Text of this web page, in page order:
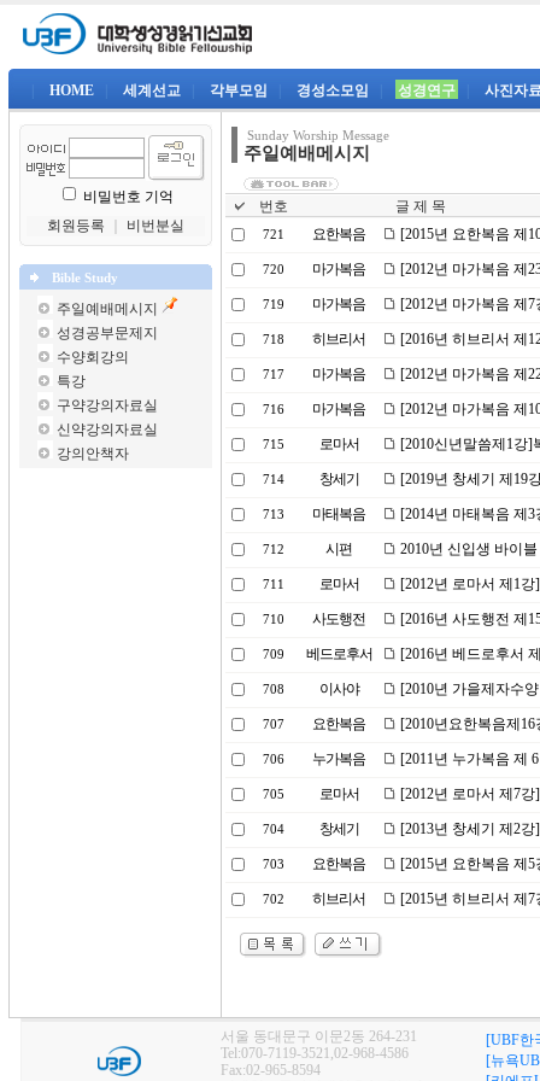
HOME 세계선교 각부모임 경성소모임 성경연구 사진자
비밀번호 기억
회원등록
비번분실
Bible Study
주일예배메시지
성경공부문제지
수양회강의
특강
구약강의자료실
신약강의자료실
강의안책자
Sunday Worship Message
주일예배메시지
번호 글 제 목
721 요한복음 [2015년 요한복음 제
720 마가복음 [2012년 마가복음 제
719 마가복음 [2012년 마가복음 제
718 히브리서 [2016년 히브리서 제
717 마가복음 [2012년 마가복음 제
716 마가복음 [2012년 마가복음 제
715 로마서 [2010신년말씀제1강
714 창세기 [2019년 창세기 제19
713 마태복음 [2014년 마태복음 제
712 시편 2010년 신입생 바이
711 로마서 [2012년 로마서 제1
710 사도행전 [2016년 사도행전 제
709 베드로후서 [2016년 베드로후서
708 이사야 [2010년 가을제자수
707 요한복음 [2010년요한복음제
706 누가복음 [2011년 누가복음 제
705 로마서 [2012년 로마서 제7
704 창세기 [2013년 창세기 제2
703 요한복음 [2015년 요한복음 제
702 히브리서 [2015년 히브리서 제
서울 동대문구 이문2동 264-231
Tel:070-7119-3521,02-968-4586
Fax:02-965-8594
[UBF한
[뉴욕